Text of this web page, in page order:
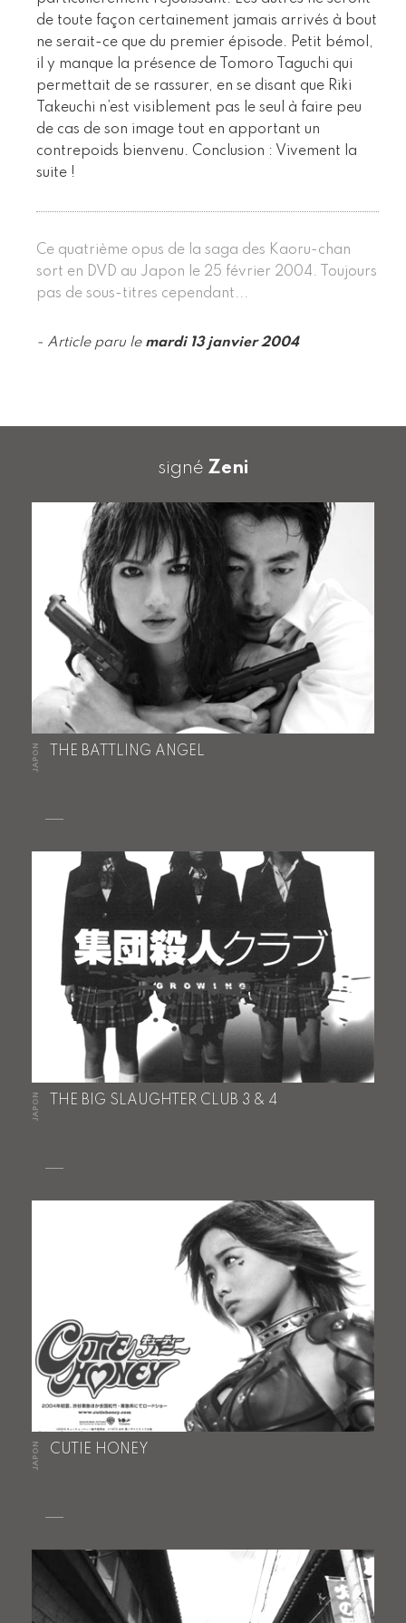
de toute façon certainement jamais arrivés à bout
ne serait-ce que du premier épisode. Petit bémol,
il y manque la présence de Tomoro Taguchi qui
permettait de se rassurer, en se disant que Riki
Takeuchi n’est visiblement pas le seul à faire peu
de cas de son image tout en apportant un
contrepoids bienvenu. Conclusion : Vivement la
suite !
Ce quatrième opus de la saga des Kaoru-chan
sort en DVD au Japon le 25 février 2004. Toujours
pas de sous-titres cependant...
- Article paru le mardi 13 janvier 2004
signé Zeni
JAPON THE BATTLING ANGEL
JAPON THE BIG SLAUGHTER CLUB 3 & 4
JAPON CUTIE HONEY